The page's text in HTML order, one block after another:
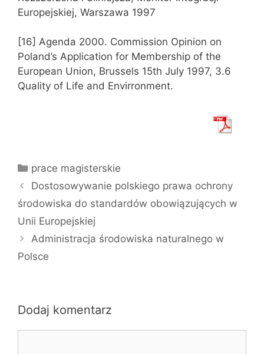
Europejskiej, Warszawa 1997
[16] Agenda 2000. Commission Opinion on
Poland’s Application for Membership of the
European Union, Brussels 15th July 1997, 3.6
Quality of Life and Envirronment.
Kategorie
prace magisterskie
Dostosowywanie polskiego prawa ochrony
środowiska do standardów obowiązujących w
Unii Europejskiej
Administracja środowiska naturalnego w
Polsce
Dodaj komentarz